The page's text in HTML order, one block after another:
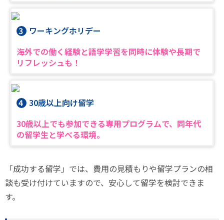
ワーキングホリデー
海外での働く経験と語学学習を同時に体験や長期で
リフレッシュも！
30歳以上向け留学
30歳以上でも参加できる専用プログラムで、同年代
の留学生と学べる環境。
「成功する留学」では、費用の見積もりや留学プランの相
談も受け付けていますので、安心して留学を検討できま
す。